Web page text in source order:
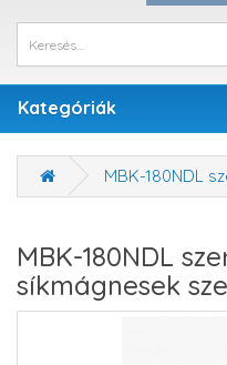
Kategóriák
MBK-180NDL
MBK-180NDL
síkmágnesek